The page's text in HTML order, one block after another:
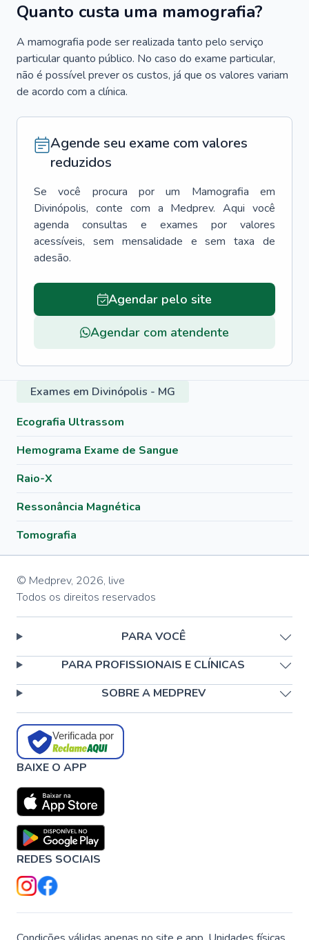
Quanto custa uma mamografia?
A mamografia pode ser realizada tanto pelo serviço
particular quanto público. No caso do exame particular,
não é possível prever os custos, já que os valores variam
de acordo com a clínica.
Agende seu exame com valores
reduzidos
Se você procura por um Mamografia
em
Divinópolis, conte com a Medprev. Aqui você
agenda consultas e exames por valores
acessíveis, sem mensalidade e sem taxa de
adesão.
Agendar pelo site
Agendar com atendente
Exames em Divinópolis - MG
Ecografia Ultrassom
Hemograma Exame de Sangue
Raio-X
Ressonância Magnética
Tomografia
© Medprev, 2026, live
Todos os direitos reservados
PARA VOCÊ
PARA PROFISSIONAIS E CLÍNICAS
SOBRE A MEDPREV
Verificada por
BAIXE O APP
REDES SOCIAIS